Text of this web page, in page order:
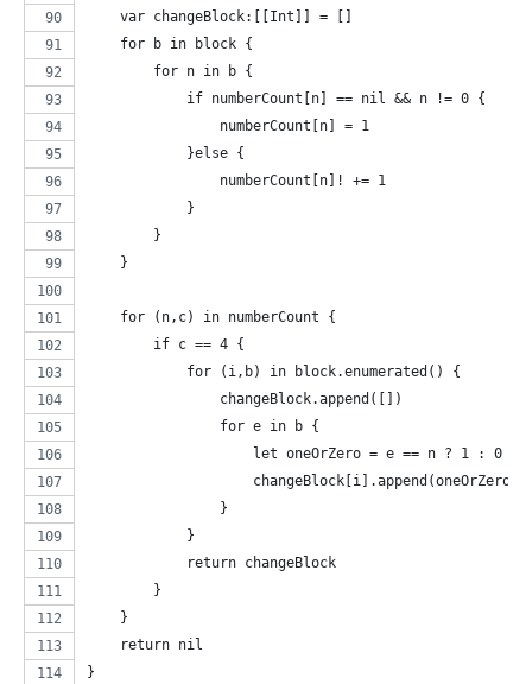
    var changeBlock:[[Int]] = []
    for b in block {
        for n in b {
            if numberCount[n] == nil && n != 0 {
                numberCount[n] = 1
            }else {
                numberCount[n]! += 1
            }
        }
    }
    for (n,c) in numberCount {
        if c == 4 {
            for (i,b) in block.enumerated() {
                changeBlock.append([])
                for e in b {
                    let oneOrZero = e == n ? 1 : 0
                    changeBlock[i].append(oneOrZero)
                }
            }
            return changeBlock
        }
    }
    return nil
}